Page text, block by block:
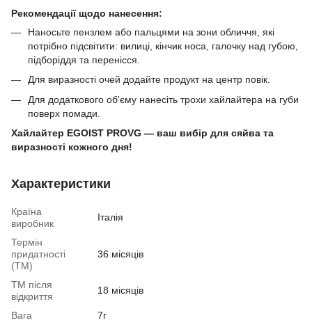
Рекомендації щодо нанесення:
Наносьте пензлем або пальцями на зони обличчя, які
потрібно підсвітити: вилиці, кінчик носа, галочку над губою,
підборіддя та перенісся.
Для виразності очей додайте продукт на центр повік.
Для додаткового об'єму нанесіть трохи хайлайтера на губи
поверх помади.
Хайлайтер EGOIST PROVG — ваш вибір для сяйва та
виразності кожного дня!
Характеристики
Країна
виробник
Італія
Термін
придатності
(ТМ)
36 місяців
ТМ після
відкриття
18 місяців
Вага 7г